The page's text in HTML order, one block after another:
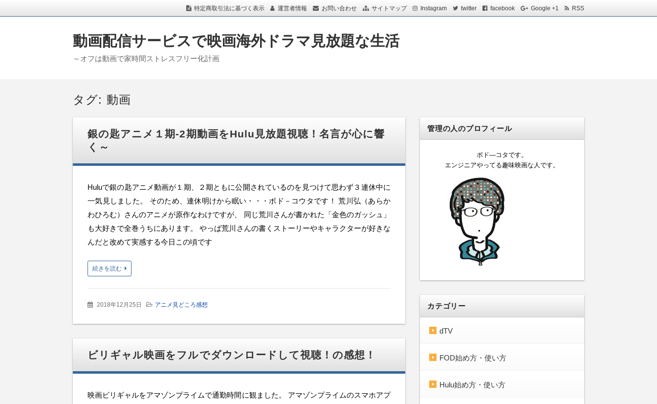
特定商取引法に基づく表示 運営者情報 お問い合わせ サイトマップ Instagram twitter facebook Google +1 RSS
動画配信サービスで映画海外ドラマ見放題な生活
～オフは動画で家時間ストレスフリー化計画
タグ: 動画
銀の匙アニメ１期-2期動画をHulu見放題視聴！名言が心に響
く～
Huluで銀の匙アニメ動画が１期、２期ともに公開されているのを見つけて思わず３連休中に
一気見しました。 そのため、連休明けから眠い・・・ボド－コウタです！ 荒川弘（あらか
わひろむ）さんのアニメが原作なわけですが、 同じ荒川さんが書かれた「金色のガッシュ」
も大好きで全巻うちにあります。 やっぱ荒川さんの書くストーリーやキャラクターが好きな
んだと改めて実感する今日この頃です
続きを読む
2018年12月25日 アニメ見どころ感想
ビリギャル映画をフルでダウンロードして視聴！の感想！
映画ビリギャルをアマゾンプライムで通勤時間に観ました。 アマゾンプライムのスマホアプ
管理の人のプロフィール
ボド―コタです。
エンジニアやってる趣味映画な人です。
カテゴリー
dTV
FOD始め方・使い方
Hulu始め方・使い方